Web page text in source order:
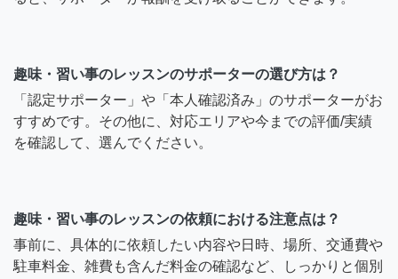
趣味・習い事のレッスンのサポーターの選び方は？
「認定サポーター」や「本人確認済み」のサポーターがお
すすめです。その他に、対応エリアや今までの評価/実績
を確認して、選んでください。
趣味・習い事のレッスンの依頼における注意点は？
事前に、具体的に依頼したい内容や日時、場所、交通費や
駐車料金、雑費も含んだ料金の確認など、しっかりと個別